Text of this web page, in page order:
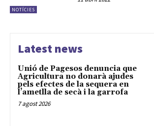
NOTÍCIES
Latest news
Unió de Pagesos denuncia que
Agricultura no donarà ajudes
pels efectes de la sequera en
l’ametlla de secà i la garrofa
7 agost 2026